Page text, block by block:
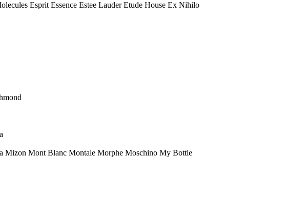
Esprit Essence Estee Lauder Etude House Ex Nihilo
Mizon Mont Blanc Montale Morphe Moschino My Bottle